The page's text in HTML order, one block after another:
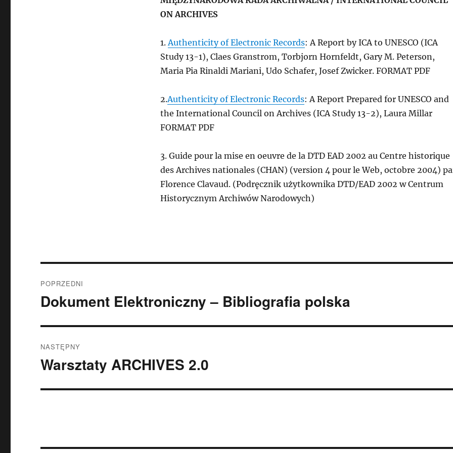
ON ARCHIVES
1.Authenticity of Electronic Records: A Report by ICA to UNESCO (ICA
Study 13-1), Claes Granstrom, Torbjorn Hornfeldt, Gary M. Peterson,
Maria Pia Rinaldi Mariani, Udo Schafer, Josef Zwicker. FORMAT PDF
2.Authenticity of Electronic Records: A Report Prepared for UNESCO and
the International Council on Archives (ICA Study 13-2), Laura Millar
FORMAT PDF
3. Guide pour la mise en oeuvre de la DTD EAD 2002 au Centre historique
des Archives nationales (CHAN) (version 4 pour le Web, octobre 2004)
Florence Clavaud. (Podręcznik użytkownika DTD/EAD 2002 w Centrum
Historycznym Archiwów Narodowych)
wpisu
POPRZEDNI
Poprzedni
Dokument Elektroniczny – Bibliografia polska
NASTĘPNY
Następny
Warsztaty ARCHIVES 2.0